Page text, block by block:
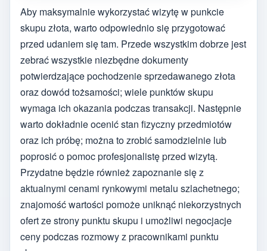
Aby maksymalnie wykorzystać wizytę w punkcie
skupu złota, warto odpowiednio się przygotować
przed udaniem się tam. Przede wszystkim dobrze jest
zebrać wszystkie niezbędne dokumenty
potwierdzające pochodzenie sprzedawanego złota
oraz dowód tożsamości; wiele punktów skupu
wymaga ich okazania podczas transakcji. Następnie
warto dokładnie ocenić stan fizyczny przedmiotów
oraz ich próbę; można to zrobić samodzielnie lub
poprosić o pomoc profesjonalistę przed wizytą.
Przydatne będzie również zapoznanie się z
aktualnymi cenami rynkowymi metalu szlachetnego;
znajomość wartości pomoże uniknąć niekorzystnych
ofert ze strony punktu skupu i umożliwi negocjacje
ceny podczas rozmowy z pracownikami punktu